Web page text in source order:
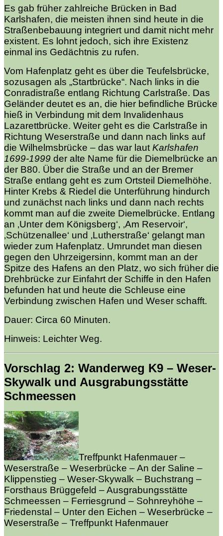
Es gab früher zahlreiche Brücken in Bad
Karlshafen, die meisten ihnen sind heute in die
Straßenbebauung integriert und damit nicht mehr
existent. Es lohnt jedoch, sich ihre Existenz
einmal ins Gedächtnis zu rufen.
Vom Hafenplatz geht es über die Teufelsbrücke,
sozusagen als „Startbrücke“. Nach links in die
Conradistraße entlang Richtung Carlstraße. Das
Geländer deutet es an, die hier befindliche Brücke
hieß in Verbindung mit dem Invalidenhaus
Lazarettbrücke. Weiter geht es die Carlstraße in
Richtung Weserstraße und dann nach links auf
die Wilhelmsbrücke – das war lautKarlshafen
1699-1999 der alte Name für die Diemelbrücke an
der B80. Über die Straße und an der Bremer
Straße entlang geht es zum Ortsteil Diemelhöhe.
Hinter Krebs & Riedel die Unterführung hindurch
und zunächst nach links und dann nach rechts
kommt man auf die zweite Diemelbrücke. Entlang
an ‚Unter dem Königsberg‘, ‚Am Reservoir‘,
‚Schützenallee‘ und ‚Lutherstraße‘ gelangt man
wieder zum Hafenplatz. Umrundet man diesen
gegen den Uhrzeigersinn, kommt man an der
Spitze des Hafens an den Platz, wo sich früher die
Drehbrücke zur Einfahrt der Schiffe in den Hafen
befunden hat und heute die Schleuse eine
Verbindung zwischen Hafen und Weser schafft.
Dauer: Circa 60 Minuten.
Hinweis: Leichter Weg.
Vorschlag 2: Wanderweg K9 – Weser-
Skywalk und Ausgrabungsstätte
Schmeessen
Treffpunkt Hafenmauer –
Weserstraße – Weserbrücke – An der Saline –
Klippenstieg – Weser-Skywalk – Buchstrang –
Forsthaus Brüggefeld – Ausgrabungsstätte
Schmeessen – Ferriesgrund – Sohnreyhöhe –
Friedenstal – Unter den Eichen – Weserbrücke –
Weserstraße – Treffpunkt Hafenmauer